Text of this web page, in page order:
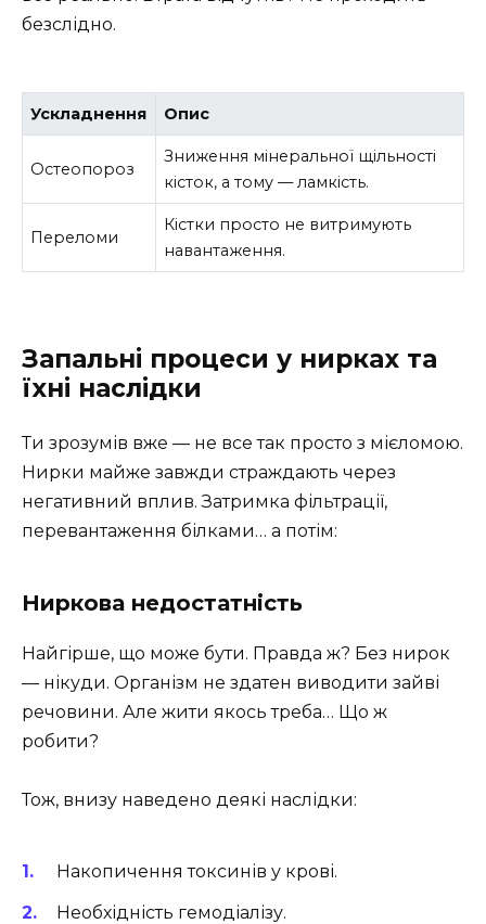
безслідно.
Ускладнення Опис
Остеопороз
Зниження мінеральної щільності
кісток, а тому — ламкість.
Переломи
Кістки просто не витримують
навантаження.
Запальні процеси у нирках та
їхні наслідки
Ти зрозумів вже — не все так просто з мієломою.
Нирки майже завжди страждають через
негативний вплив. Затримка фільтрації,
перевантаження білками… а потім:
Ниркова недостатність
Найгірше, що може бути. Правда ж? Без нирок
— нікуди. Організм не здатен виводити зайві
речовини. Але жити якось треба… Що ж
робити?
Тож, внизу наведено деякі наслідки:
Накопичення токсинів у крові.
Необхідність гемодіалізу.